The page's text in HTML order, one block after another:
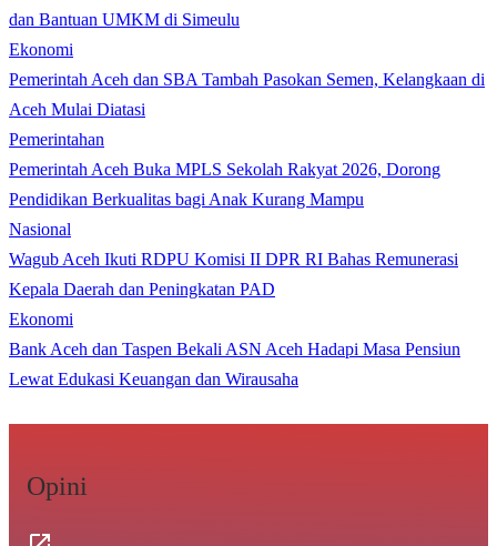
dan Bantuan UMKM di Simeulu
Ekonomi
Pemerintah Aceh dan SBA Tambah Pasokan Semen, Kelangkaan di
Aceh Mulai Diatasi
Pemerintahan
Pemerintah Aceh Buka MPLS Sekolah Rakyat 2026, Dorong
Pendidikan Berkualitas bagi Anak Kurang Mampu
Nasional
Wagub Aceh Ikuti RDPU Komisi II DPR RI Bahas Remunerasi
Kepala Daerah dan Peningkatan PAD
Ekonomi
Bank Aceh dan Taspen Bekali ASN Aceh Hadapi Masa Pensiun
Lewat Edukasi Keuangan dan Wirausaha
Opini